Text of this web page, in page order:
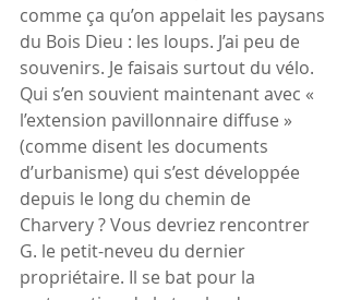
comme ça qu’on appelait les paysans
du Bois Dieu : les loups. J’ai peu de
souvenirs. Je faisais surtout du vélo.
Qui s’en souvient maintenant avec «
l’extension pavillonnaire diffuse »
(comme disent les documents
d’urbanisme) qui s’est développée
depuis le long du chemin de
Charvery ? Vous devriez rencontrer
G. le petit-neveu du dernier
propriétaire. Il se bat pour la